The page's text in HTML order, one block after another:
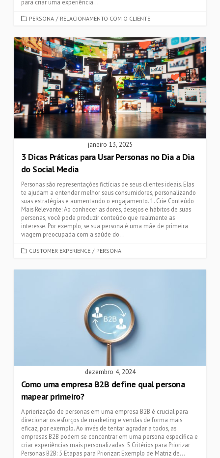
para criar uma experiência...
CATEGORIES
PERSONA / RELACIONAMENTO COM O CLIENTE
janeiro 13, 2025
3 Dicas Práticas para Usar Personas no Dia a Dia
do Social Media
Personas são representações fictícias de seus clientes ideais. Elas
te ajudam a entender melhor seus consumidores, personalizando
suas estratégias e aumentando o engajamento. 1. Crie Conteúdo
Mais Relevante: Ao conhecer as dores, desejos e hábitos de suas
personas, você pode produzir conteúdo que realmente as
interesse. Por exemplo, se sua persona é uma mãe de primeira
viagem preocupada com a saúde do...
CATEGORIES
CUSTOMER EXPERIENCE / PERSONA
dezembro 4, 2024
Como uma empresa B2B define qual persona
mapear primeiro?
A priorização de personas em uma empresa B2B é crucial para
direcionar os esforços de marketing e vendas de forma mais
eficaz, por exemplo. Ao invés de tentar agradar a todos, as
empresas B2B podem se concentrar em uma persona específica e
criar experiências mais personalizadas. 5 Critérios para Priorizar
Personas B2B: 5 Etapas para Priorizar: Exemplo de Matriz de...